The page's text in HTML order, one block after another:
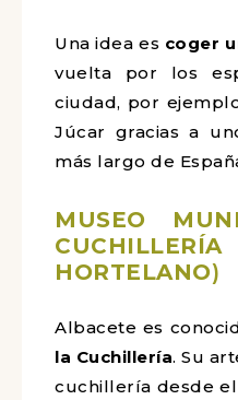
Una idea es coger
vuelta por los
ciudad, por
Júcar gracias a
más largo de
MUSEO
HORTELANO)
Albacete es
la Cuchillería. Su
cuchillería desde el